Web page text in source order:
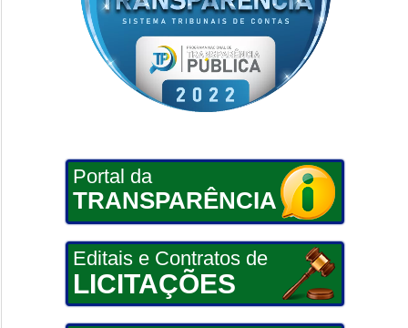
Portal da
TRANSPARÊNCIA
Editais e Contratos de
LICITAÇÕES